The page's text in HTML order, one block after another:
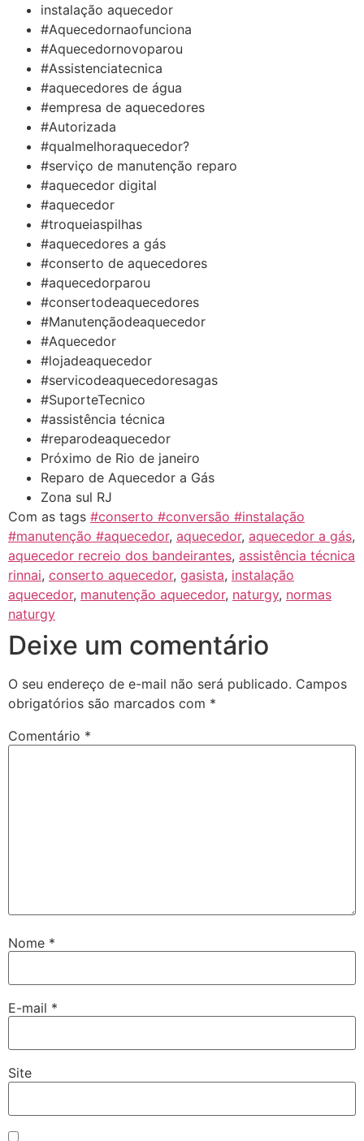
instalação aquecedor
#Aquecedornaofunciona
#Aquecedornovoparou
#Assistenciatecnica
#aquecedores de água
#empresa de aquecedores
#Autorizada
#qualmelhoraquecedor?
#serviço de manutenção reparo
#aquecedor digital
#aquecedor
#troqueiaspilhas
#aquecedores a gás
#conserto de aquecedores
#aquecedorparou
#consertodeaquecedores
#Manutençãodeaquecedor
#Aquecedor
#lojadeaquecedor
#servicodeaquecedoresagas
#SuporteTecnico
#assistência técnica
#reparodeaquecedor
Próximo de Rio de janeiro
Reparo de Aquecedor a Gás
Zona sul RJ
Com as tags #conserto #conversão #instalação
#manutenção #aquecedor, aquecedor, aquecedor a gás,
aquecedor recreio dos bandeirantes, assistência técnica
rinnai, conserto aquecedor, gasista, instalação
aquecedor, manutenção aquecedor, naturgy, normas
naturgy
Deixe um comentário
O seu endereço de e-mail não será publicado. Campos
obrigatórios são marcados com *
Comentário *
Nome *
E-mail *
Site